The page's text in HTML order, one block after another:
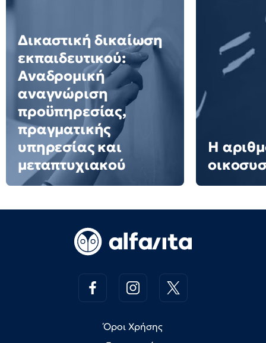
Δικαστική δικαίωση
εκπαιδευτικού:
Αναδρομική
αναγνώριση
προϋπηρεσίας,
πραγματικής
υπηρεσίας και
μεταπτυχιακού
Η
Όροι Χρήσης